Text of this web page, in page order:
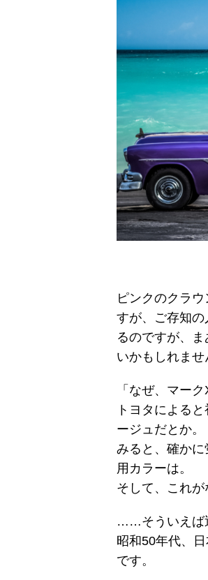
ピンクのクラ
すが、ご存知
るのですが、
いかもしれませ
「なぜ、マー
トヨタによる
ージュだとか
みると、確か
用カラーは。
そして、これが
……そういえば
昭和50年代、
です。